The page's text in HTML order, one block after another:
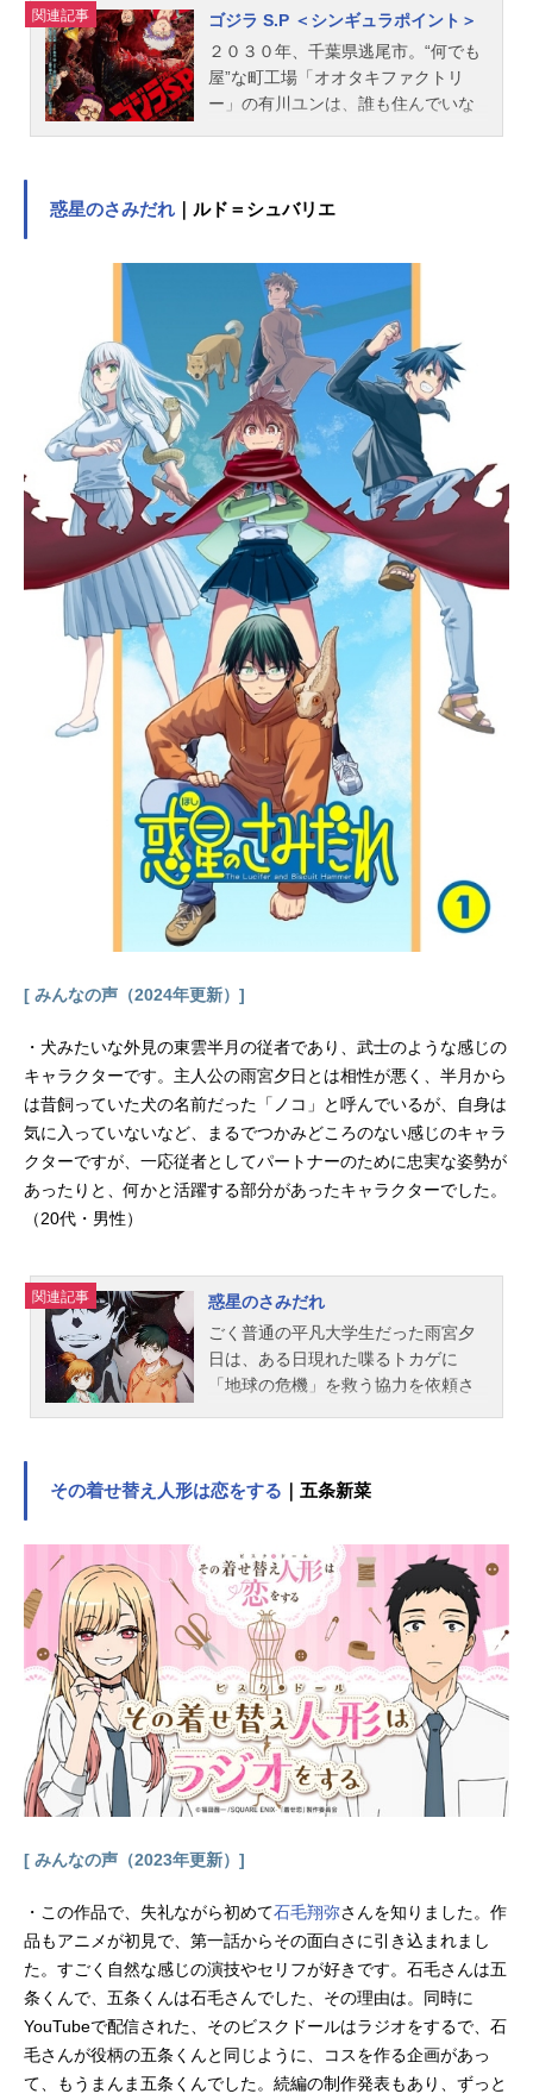
関連記事
ゴジラ S.P ＜シンギュラポイント＞
２０３０年、千葉県逃尾市。“何でも
屋”な町工場「オオタキファクトリ
ー」の有川ユンは、誰も住んでいな
局“ミサキオク”で受信された謎の信号
ったく違う場所を訪れた見知らぬ同
士の2人は、それぞれの場所で同じ歌
を耳にする。その歌は2人を繋げ、世
界中を巻き込む想像を絶する戦いへ
と導いていく。孤高の研究者が残し
た謎、各国に出現する怪獣たち、紅
く染められる世界。果たして2人は、
人類に訪れる抗えない未来＜ゴジラ
＞を覆せるのか―。作品名ゴジラS.P
＜シンギュラポイント＞放送形態TV
アニメスケジュール2021年4月1日
（木）～2021年6月24日（木）TOKY
OMXほか話数全13話キャスト神野
銘：宮本侑芽有川ユン：石毛翔弥ペ
ロ2：久野美咲ユング：釘宮理恵加藤
侍：木内太郎大滝吾郎：高木渉金原
さとみ：竹内絢子佐藤隼也：阿座上
洋平山本常友：浦山迅鹿子行江：小
岩井ことり海建宏：鈴村健一李桂
英：幸田夏穂マキタ・K・中川：手塚
ヒロミチベイラ・バーン(BB)：置鮎
龍太郎リーナ・バーン：小野寺瑠奈
マイケル・スティーブン：三宅健太
ティルダ・ミラー：磯辺万沙子松...
惑星のさみだれ ｜ルド＝シュバリエ
[ みんなの声（2024年更新）]
・犬みたいな外見の東雲半月の従者であり、武士のような感じの
キャラクターです。主人公の雨宮夕日とは相性が悪く、半月から
は昔飼っていた犬の名前だった「ノコ」と呼んでいるが、自身は
気に入っていないなど、まるでつかみどころのない感じのキャラ
クターですが、一応従者としてパートナーのために忠実な姿勢が
あったりと、何かと活躍する部分があったキャラクターでした。
（20代・男性）
関連記事
惑星のさみだれ
ごく普通の平凡大学生だった雨宮夕
日は、ある日現れた喋るトカゲに
「地球の危機」を救う協力を依頼さ
早くも敵に襲われてしまう。絶体絶
とお隣に住む少女・さみだれだっ
た。救世主の降臨と思いきや、実は
さみだれは地球征服を企む魔王だっ
た……。そのでたらめな強さと魔王
的魅力に惹かれた夕日は彼女の下僕
となり、彼女が望む別の思惑に加担
する事になる。作品名惑星のさみだ
れ放送形態TVアニメスケジュール20
22年7月8日（金）～2022年12月23
日（金）TBSほか話数全24話キャス
ト雨宮夕日：榎木淳弥朝日奈さみだ
田健次郎アニマ：M・A・Oアニム
三日月：佐藤元南雲宗一朗：稲田徹
白道八宵：洲崎綾風巻豹：松岡禎丞
日下部太朗：土岐隼一宙野花子：廣
瀬千夏星川昴：吉武千颯月代雪待：
後本萌葉茜太陽：田村睦心秋谷稲
近：山路和弘ルド＝シュバリエ：石
毛翔弥ムー：田中敦子ダンス＝ダー
ク：熊谷健太郎シア＝ムーン：氷青
その着せ替え人形は恋をする ｜五条新菜
[ みんなの声（2023年更新）]
・この作品で、失礼ながら初めて石毛翔弥さんを知りました。作
品もアニメが初見で、第一話からその面白さに引き込まれまし
た。すごく自然な感じの演技やセリフが好きです。石毛さんは五
条くんで、五条くんは石毛さんでした、その理由は。同時に
YouTubeで配信された、そのビスクドールはラジオをするで、石
毛さんが役柄の五条くんと同じように、コスを作る企画があっ
て、もうまんま五条くんでした。続編の制作発表もあり、ずっと